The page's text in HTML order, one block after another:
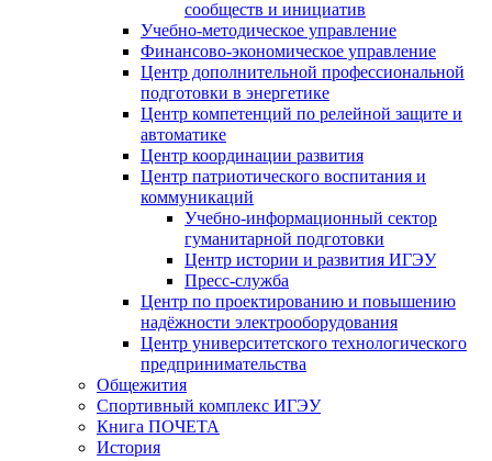
сообществ и инициатив
Учебно-методическое управление
Финансово-экономическое управление
Центр дополнительной профессиональной
подготовки в энергетике
Центр компетенций по релейной защите и
автоматике
Центр координации развития
Центр патриотического воспитания и
коммуникаций
Учебно-информационный сектор
гуманитарной подготовки
Центр истории и развития ИГЭУ
Пресс-служба
Центр по проектированию и повышению
надёжности электрооборудования
Центр университетского технологического
предпринимательства
Общежития
Спортивный комплекс ИГЭУ
Книга ПОЧЕТА
История